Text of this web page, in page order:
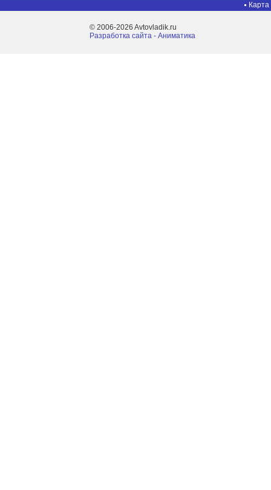
Карта
© 2006-2026 Avtovladik.ru
Разработка сайта - Aниматика